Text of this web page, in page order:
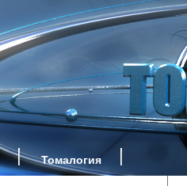
Томалогия